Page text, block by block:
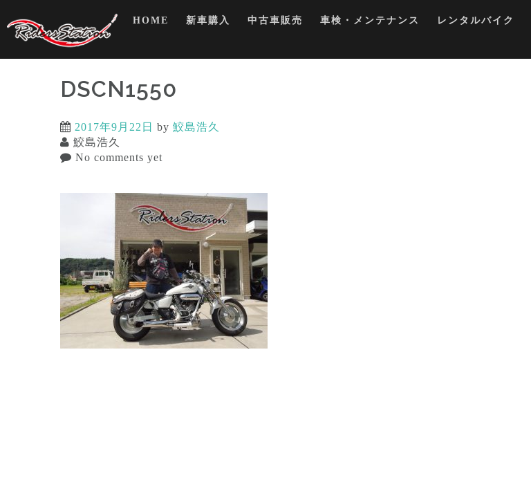
to
content
HOME 新車購入 中古車販売 車検・メンテナンス レンタルバイク
DSCN1550
2017年9月22日 by 鮫島浩久
鮫島浩久
No comments yet